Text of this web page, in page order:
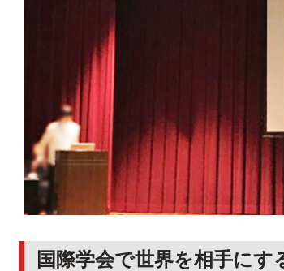
国際学会で世界を相手にす